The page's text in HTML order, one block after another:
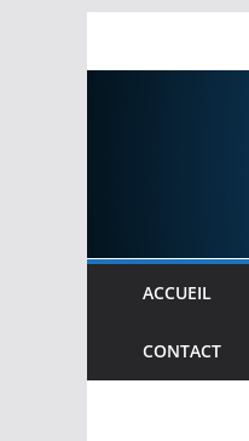
ACCUEIL
CONTACT